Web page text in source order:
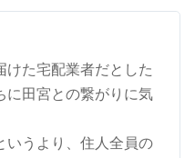
けた宅配業者だとした
に田宮との繋がりに気
いうより、住人全員の